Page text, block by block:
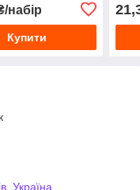
набір
Купити
Україна